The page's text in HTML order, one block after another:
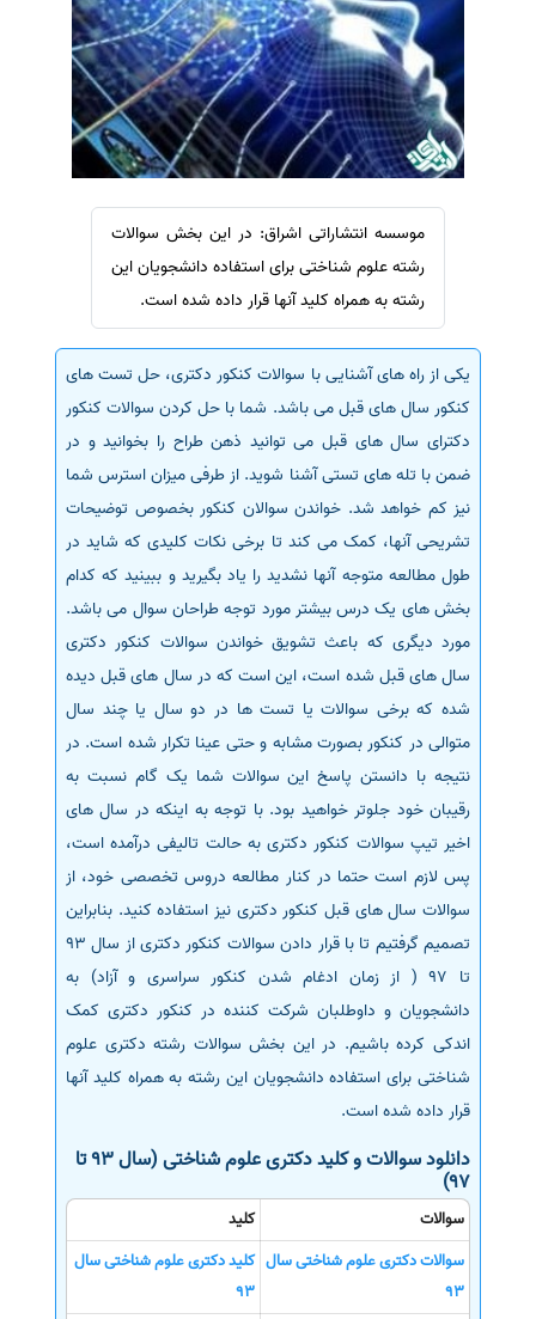
ترجمه عربی به فارسی
مشاهده همه زبان ها
سفارش ویرایش
سفارش پارافریز
سفارش فرمت‌بندی
سفارش کاهش کمیت
سفارش معرفی مجله
سفارش معرفی مقاله
سفارش معرفی کتاب
سفارش چکیده مبسوط
سفارش ترجمه مولتی‌مدیا
سفارش گویندگی
سفارش تولید محتوا
سفارش ترجمه همزمان
سفارش چکیده گرافیکی
سفارش تهیه کاورلتر
سفارش انگیزه‌نامه‌SOP
موسسه انتشاراتی اشراق: در این بخش سوالات
رشته علوم شناختی برای استفاده دانشجویان این
رشته به همراه کلید آنها قرار داده شده است.
یکی از راه های آشنایی با سوالات کنکور دکتری، حل تست های
کنکور سال های قبل می باشد. شما با حل کردن سوالات کنکور
دکترای سال های قبل می توانید ذهن طراح را بخوانید و در
ضمن با تله های تستی آشنا شوید. از طرفی میزان استرس شما
نیز کم خواهد شد. خواندن سوالان کنکور بخصوص توضیحات
تشریحی آنها، کمک می کند تا برخی نکات کلیدی که شاید در
طول مطالعه متوجه آنها نشدید را یاد بگیرید و ببینید که کدام
بخش های یک درس بیشتر مورد توجه طراحان سوال می باشد.
مورد دیگری که باعث تشویق خواندن سوالات کنکور دکتری
سال های قبل شده است، این است که در سال های قبل دیده
شده که برخی سوالات یا تست ها در دو سال یا چند سال
متوالی در کنکور بصورت مشابه و حتی عینا تکرار شده است. در
نتیجه با دانستن پاسخ این سوالات شما یک گام نسبت به
رقیبان خود جلوتر خواهید بود. با توجه به اینکه در سال های
اخیر تیپ سوالات کنکور دکتری به حالت تالیفی درآمده است،
پس لازم است حتما در کنار مطالعه دروس تخصصی خود، از
سوالات سال های قبل کنکور دکتری نیز استفاده کنید. بنابراین
تصمیم گرفتیم تا با قرار دادن سوالات کنکور دکتری از سال 93
تا 97 ( از زمان ادغام شدن کنکور سراسری و آزاد) به
دانشجویان و داوطلبان شرکت کننده در کنکور دکتری کمک
اندکی کرده باشیم. در این بخش سوالات رشته دکتری علوم
شناختی برای استفاده دانشجویان این رشته به همراه کلید آنها
قرار داده شده است.
دانلود سوالات و کلید دکتری علوم شناختی (سال 93 تا
97)
سوالات
کلید
سوالات دکتری علوم شناختی سال
93
کلید دکتری علوم شناختی سال
93